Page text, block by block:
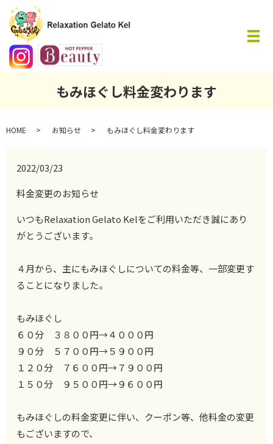
メ
もみほぐし料金変わります
HOME お知らせ もみほぐし料金変わります
2022/03/23
料金変更のお知らせ
いつもRelaxation Gelato Kelをご利用いただき誠にあり
がとうございます。
４月から、主にもみほぐしについての料金等、一部変更す
ることになりました。
もみほぐし
６０分 ３８００円→４０００円
９０分 ５７００円→５９００円
１２０分 ７６００円→７９００円
１５０分 ９５００円→９６００円
もみほぐしの料金変更に伴い、クーポン等、他料金の変更
もございますので、